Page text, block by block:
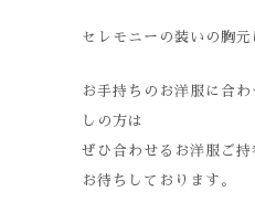
セレモニーの装いの胸元
お手持ちのお洋服に合
しの方は
ぜひ合わせるお洋服ご持
お待ちしております。